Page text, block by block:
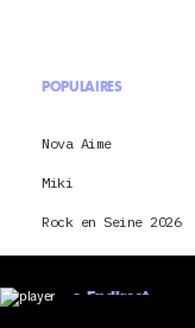
POPULAIRES
Nova Aime
Miki
Rock en Seine 2026
Lorde
Saison méditerranée
En direct